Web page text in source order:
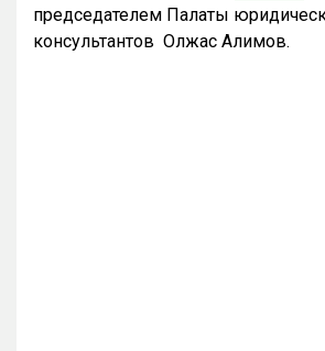
председателем Палаты
консультантов Олжас Алимов.